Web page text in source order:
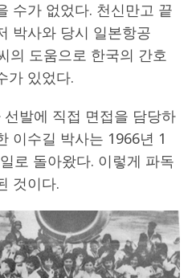
수가 없었다. 천신만고 끝
박사와 당시 일본항공
의 도움으로 한국의 간호
가 있었다.
발에 직접 면접을 담당하
이수길 박사는 1966년 1
로 돌아왔다. 이렇게 파독
것이다.